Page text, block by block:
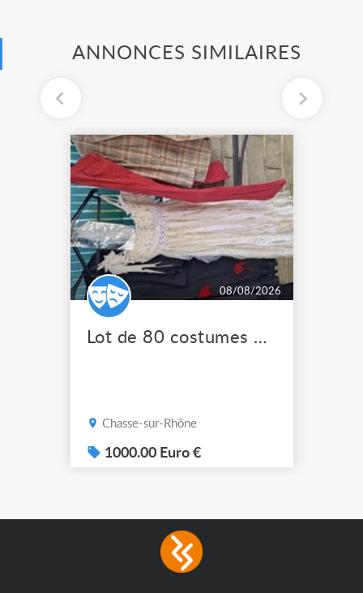
ANNONCES SIMILAIRES
08/08/2026
Lot de 80 costumes de scène pro
Chasse-sur-Rhône
1000.00 Euro €